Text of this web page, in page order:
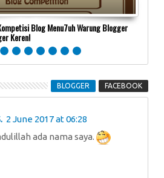
Blog Menu7uh Warung Blogger
Keren!
BLOGGER FACEBOOK
2 June 2017 at 06:28
ada nama saya.